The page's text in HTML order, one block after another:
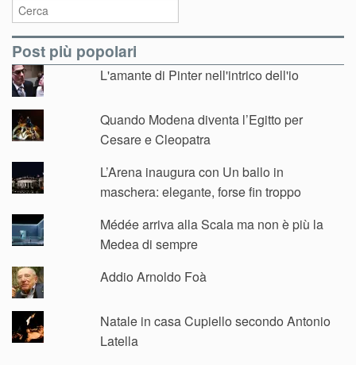
Post più popolari
L'amante di Pinter nell'intrico dell'io
Quando Modena diventa l’Egitto per
Cesare e Cleopatra
L’Arena inaugura con Un ballo in
maschera: elegante, forse fin troppo
Médée arriva alla Scala ma non è più la
Medea di sempre
Addio Arnoldo Foà
Natale in casa Cupiello secondo Antonio
Latella